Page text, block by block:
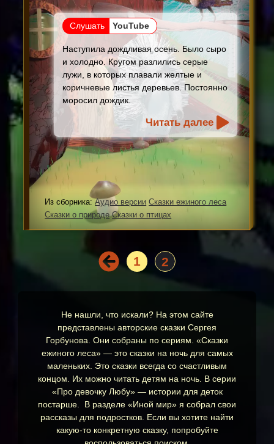
Слушать YouTube
Наступила дождливая осень. Было сыро
и холодно. Кругом разлились серые
лужи, в которых плавали желтые и
коричневые листья деревьев. Постоянно
моросил дождик.
Читать далее
Из сборника: Аудио версии Сказки ежиного леса
Сказки о природе Сказки о птицах
1 2
Не нашли, что искали? На этом сайте
представлены авторские сказки Сергея
Горбунова. Они собраны по сериям. «Сказки
ежиного леса» — это сказки на ночь для самых
маленьких. Это сказки всегда со счастливым
концом. Их можно читать детям на ночь. В серии
«Про девочку Любу» — истории для деток
постарше. В разделе «Иной мир» я собрал свои
рассказы для подростков. Если вы хотите найти
какую-то конкретную сказку, попробуйте